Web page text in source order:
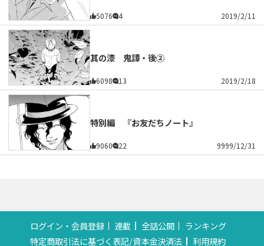
5076 4 2019/2/11
其の漆 鬼譚・後②
6098 13 2019/2/18
特別編 『お友だちノート』
9060 22 9999/12/31
ログイン・会員登録 連載 全話公開
ランキング
特定商取引法に基づく表記/資本金決済法
利用規約